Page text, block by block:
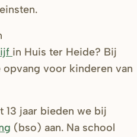
in Huis ter Heide? Bij
voor kinderen van
jaar bieden we bij
(bso) aan. Na school